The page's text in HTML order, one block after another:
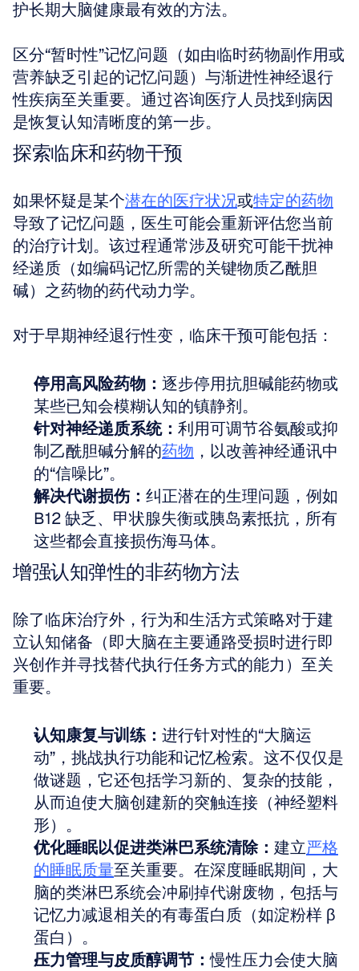
护长期大脑健康最有效的方法。
区分“暂时性”记忆问题（如由临时药物副作用或
营养缺乏引起的记忆问题）与渐进性神经退行
性疾病至关重要。通过咨询医疗人员找到病因
是恢复认知清晰度的第一步。
探索临床和药物干预
如果怀疑是某个潜在的医疗状况或特定的药物
导致了记忆问题，医生可能会重新评估您当前
的治疗计划。该过程通常涉及研究可能干扰神
经递质（如编码记忆所需的关键物质乙酰胆
碱）之药物的药代动力学。
对于早期神经退行性变，临床干预可能包括：
停用高风险药物： 逐步停用抗胆碱能药物或
某些已知会模糊认知的镇静剂。
针对神经递质系统： 利用可调节谷氨酸或抑
制乙酰胆碱分解的药物 ，以改善神经通讯中
的“信噪比”。
解决代谢损伤： 纠正潜在的生理问题，例如
B12 缺乏、甲状腺失衡或胰岛素抵抗，所有
这些都会直接损伤海马体。
增强认知弹性的非药物方法
除了临床治疗外，行为和生活方式策略对于建
立认知储备（即大脑在主要通路受损时进行即
兴创作并寻找替代执行任务方式的能力）至关
重要。
认知康复与训练： 进行针对性的“大脑运
动”，挑战执行功能和记忆检索。这不仅仅是
做谜题，它还包括学习新的、复杂的技能，
从而迫使大脑创建新的突触连接（神经塑料
形）。
优化睡眠以促进类淋巴系统清除： 建立严格
的睡眠质量至关重要。在深度睡眠期间，大
脑的类淋巴系统会冲刷掉代谢废物，包括与
记忆力减退相关的有毒蛋白质（如淀粉样 β
蛋白）。
压力管理与皮质醇调节：慢性压力会使大脑